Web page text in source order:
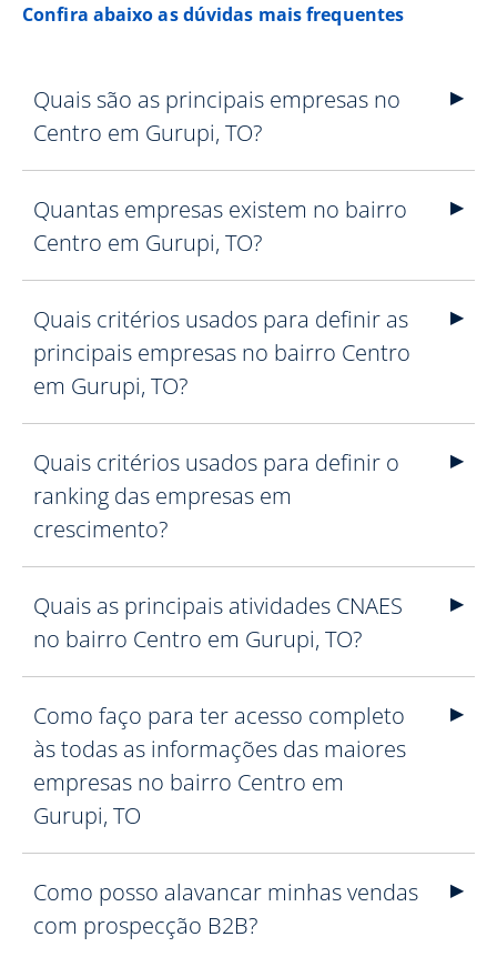
Confira abaixo as dúvidas mais frequentes
Quais são as principais empresas no
Centro em Gurupi, TO?
Quantas empresas existem no bairro
Centro em Gurupi, TO?
Quais critérios usados para definir as
principais empresas no bairro Centro
em Gurupi, TO?
Quais critérios usados para definir o
ranking das empresas em
crescimento?
Quais as principais atividades CNAES
no bairro Centro em Gurupi, TO?
Como faço para ter acesso completo
às todas as informações das maiores
empresas no bairro Centro em
Gurupi, TO
Como posso alavancar minhas vendas
com prospecção B2B?